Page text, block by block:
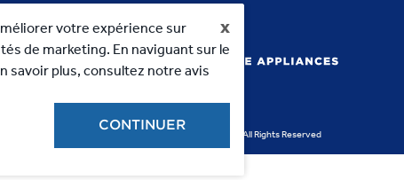
x
votre expérience sur
de marketing. En naviguant sur le
savoir plus, consultez notre avis
CONTINUER
Copyright 2023, MC Commercial Inc. All Rights Reserved